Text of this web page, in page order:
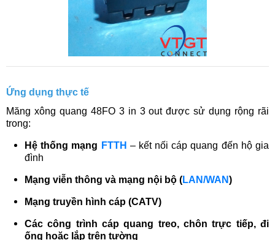
Ứng dụng thực tế
Măng xông quang 48FO 3 in 3 out được sử dụng rộng rãi
trong:
Hệ thống mạng FTTH – kết nối cáp quang đến hộ gia
đình
Mạng viễn thông và mạng nội bộ (LAN/WAN)
Mạng truyền hình cáp (CATV)
Các công trình cáp quang treo, chôn trực tiếp, đi
ống hoặc lắp trên tường